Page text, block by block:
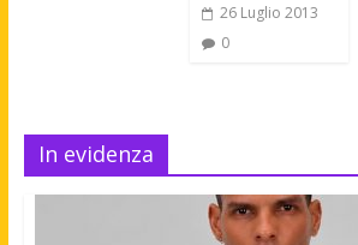
26 Luglio 2013
0
In evidenza